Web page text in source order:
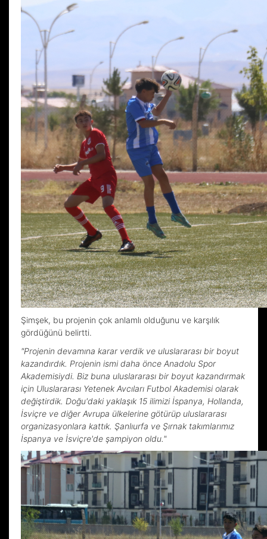
Şimşek, bu projenin çok anlamlı olduğunu ve karşılık
gördüğünü belirtti.
"Projenin devamına karar verdik ve uluslararası bir boyut
kazandırdık. Projenin ismi daha önce Anadolu Spor
Akademisiydi. Biz buna uluslararası bir boyut kazandırmak
için Uluslararası Yetenek Avcıları Futbol Akademisi olarak
değiştirdik. Doğu'daki yaklaşık 15 ilimizi İspanya, Hollanda,
İsviçre ve diğer Avrupa ülkelerine götürüp uluslararası
organizasyonlara kattık. Şanlıurfa ve Şırnak takımlarımız
İspanya ve İsviçre'de şampiyon oldu."